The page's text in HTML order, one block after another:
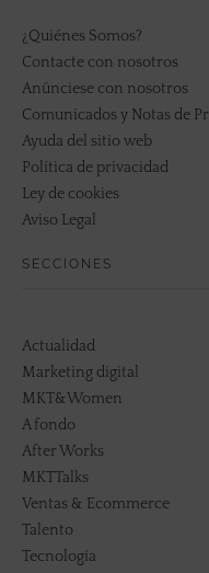
¿Quiénes Somos?
Contacte con nosotros
Anúnciese con nosotros
Comunicados y Notas de
Ayuda del sitio web
Política de privacidad
Ley de cookies
Aviso Legal
SECCIONES
Actualidad
Marketing digital
MKT&Women
A fondo
After Works
MKTTalks
Ventas & Ecommerce
Talento
Tecnología